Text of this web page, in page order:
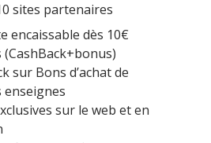
sites partenaires
encaissable dès 10€
(CashBack+bonus)
sur Bons d’achat de
enseignes
sur le web et en